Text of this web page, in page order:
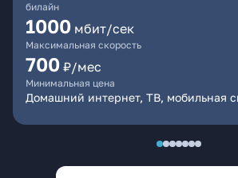
билайн
1000 мбит/сек
Максимальная скорость
700 ₽/мес
Минимальная цена
Домашний интернет, ТВ, мобильная